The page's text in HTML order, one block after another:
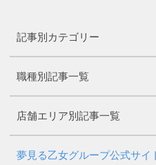
記事別カテゴリー
職種別記事一覧
店舗エリア別記事一覧
夢見る乙女グループ公式サイ